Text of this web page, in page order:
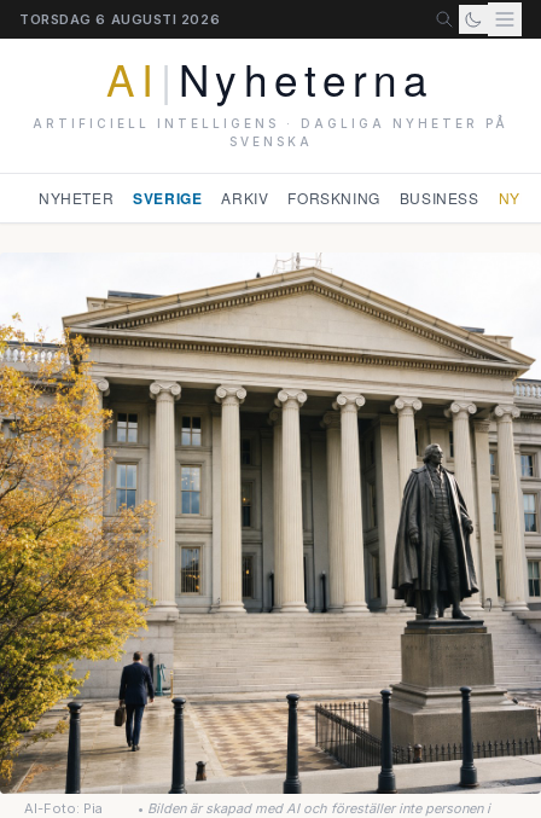
TORSDAG 6 AUGUSTI 2026
AI | Nyheterna
ARTIFICIELL INTELLIGENS · DAGLIGA NYHETER PÅ
SVENSKA
NYHETER SVERIGE ARKIV FORSKNING BUSINESS
AI-Foto: Pia
• Bilden är skapad med AI och föreställer inte personen i